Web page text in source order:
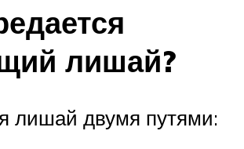
лишай?
лишай двумя путями: